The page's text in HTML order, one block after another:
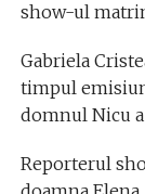
show-ul
Gabriela
timpul
domnul Nicu
Reporterul